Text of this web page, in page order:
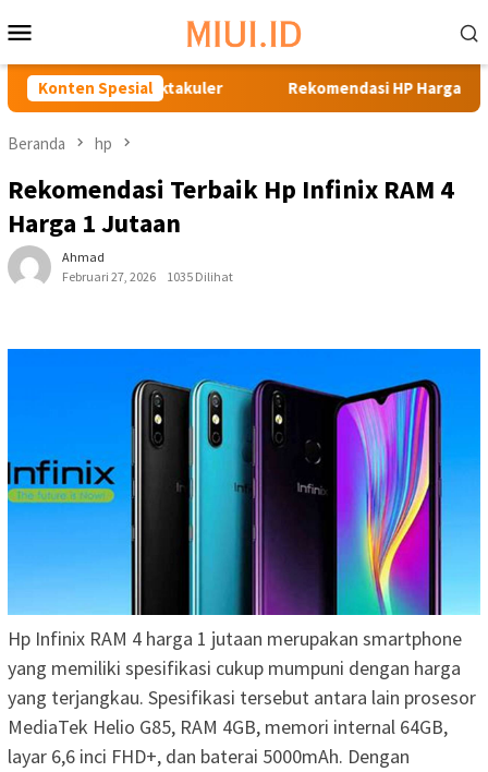
ke
kontenMobile
Konten Spesial
Spektakuler Rekomendasi HP Harga 1 Jutaan Terbaik
Beranda hp
Rekomendasi Terbaik Hp Infinix RAM 4
Harga 1 Jutaan
Ahmad
Februari 27, 2026
1035 Dilihat
Hp Infinix RAM 4 harga 1 jutaan merupakan smartphone
yang memiliki spesifikasi cukup mumpuni dengan harga
yang terjangkau. Spesifikasi tersebut antara lain prosesor
MediaTek Helio G85, RAM 4GB, memori internal 64GB,
layar 6,6 inci FHD+, dan baterai 5000mAh. Dengan